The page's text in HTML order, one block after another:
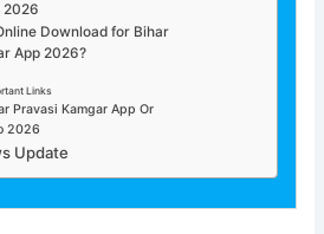
2026
Download for Bihar
App 2026?
Links
Pravasi Kamgar App Or
2026
Update